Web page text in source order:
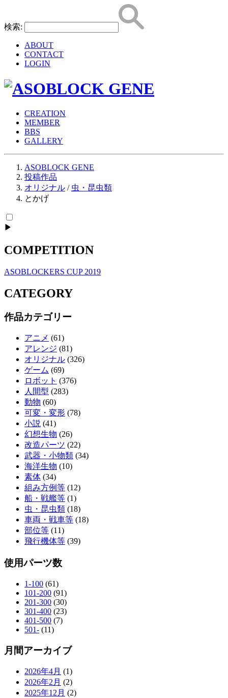
検索:
ABOUT
CONTACT
LOGIN
CREATION
MEMBER
BBS
GALLERY
ASOBLOCK GENE
投稿作品
オリジナル / 虫・昆虫類
とかげ
▶
COMPETITION
ASOBLOCKERS CUP 2019
CATEGORY
作品カテゴリー
アニメ (61)
アレンジ (81)
オリジナル (326)
ゲーム (69)
ロボット (376)
人間型 (283)
動物 (60)
可変・変形 (78)
小説 (41)
幻想生物 (26)
改造パーツ (22)
武器・小物類 (34)
海洋生物 (10)
素体 (34)
組み方例等 (12)
船・戦艦等 (1)
虫・昆虫類 (18)
車両・戦車等 (18)
部位等 (11)
飛行機体等 (39)
使用パーツ数
1-100 (61)
101-200 (91)
201-300 (30)
301-400 (23)
401-500 (7)
501- (11)
月間アーカイブ
2026年4月 (1)
2026年2月 (2)
2025年12月 (2)